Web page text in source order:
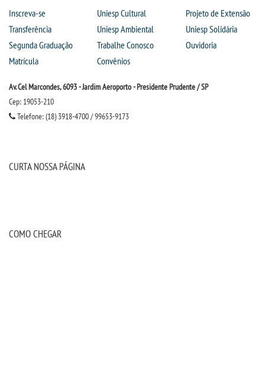
Inscreva-se
Transferência
Segunda Graduação
Matrícula
Uniesp Cultural
Uniesp Ambiental
Trabalhe Conosco
Convênios
Projeto de Extensão
Uniesp Solidária
Ouvidoria
Av. Cel Marcondes, 6093 - Jardim Aeroporto - Presidente Prudente / SP
Cep: 19053-210
Telefone: (18) 3918-4700 / 99653-9173
CURTA NOSSA PÁGINA
COMO CHEGAR